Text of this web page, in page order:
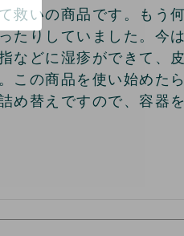
救いの商品です。もう
たりしていました。今
などに湿疹ができて、
この商品を使い始めた
め替えですので、容器